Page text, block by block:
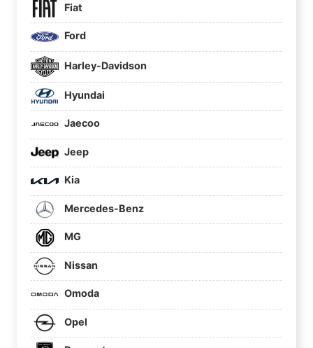
Fiat
Ford
Harley-Davidson
Hyundai
Jaecoo
Jeep
Kia
Mercedes-Benz
MG
Nissan
Omoda
Opel